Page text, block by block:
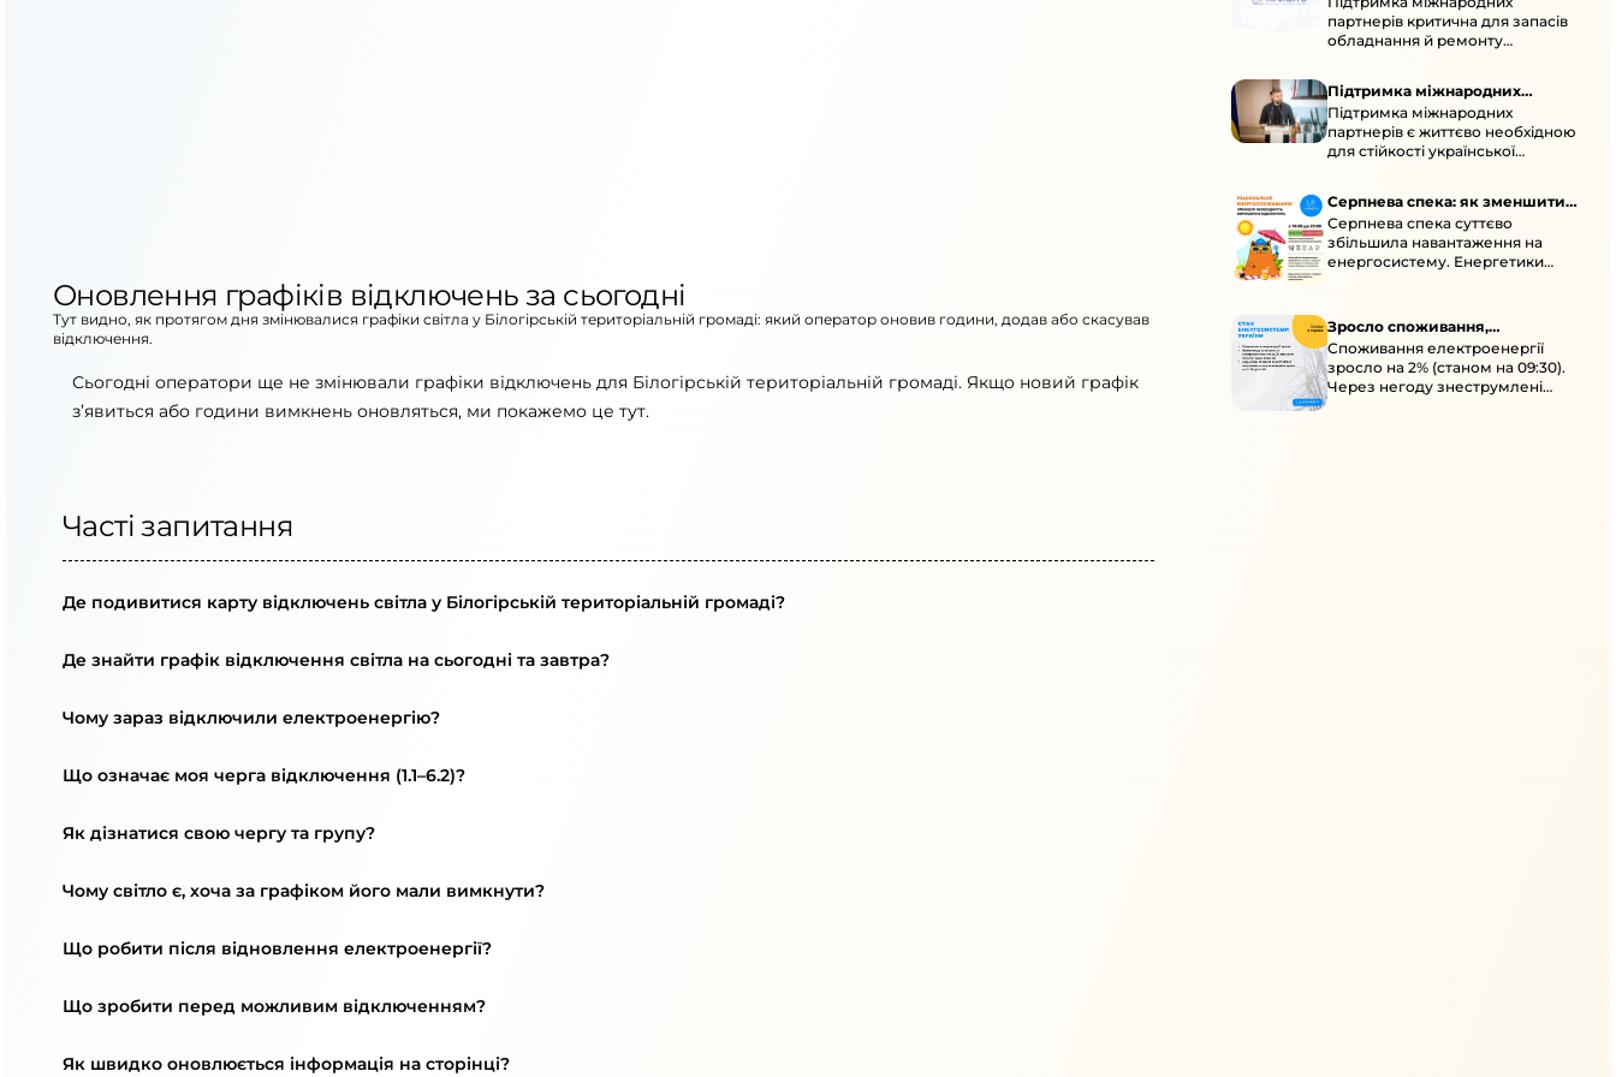
Оновлення графіків відключень за сьогодні
Тут видно, як протягом дня змінювалися графіки світла у Білогірській територіальній громаді: який оператор оновив години, додав або скасував
відключення.
Сьогодні оператори ще не змінювали графіки відключень для Білогірській територіальній громаді. Якщо новий графік
з’явиться або години вимкнень оновляться, ми покажемо це тут.
Часті запитання
Де подивитися карту відключень світла у Білогірській територіальній громаді?
Де знайти графік відключення світла на сьогодні та завтра?
Чому зараз відключили електроенергію?
Що означає моя черга відключення (1.1–6.2)?
Як дізнатися свою чергу та групу?
Чому світло є, хоча за графіком його мали вимкнути?
Що робити після відновлення електроенергії?
Що зробити перед можливим відключенням?
Як швидко оновлюється інформація на сторінці?
підтримка для стійкості
енергосистеми
партнерів критична для запасів
обладнання й ремонту
Підтримка міжнародних
партнерів для стійкості
енергосистеми
Підтримка міжнародних
партнерів є життєво необхідною
для стійкості української
наступної зими.
Серпнева спека: як зменшити
навантаження
Серпнева спека суттєво
збільшила навантаження на
енергосистему. Енергетики
ощадливо споживати.
Зросло споживання,
знеструмлення через негоду й
атаки
Споживання електроенергії
зросло на 2% (станом на 09:30).
Через негоду знеструмлені
понад 70 населених пунктів.